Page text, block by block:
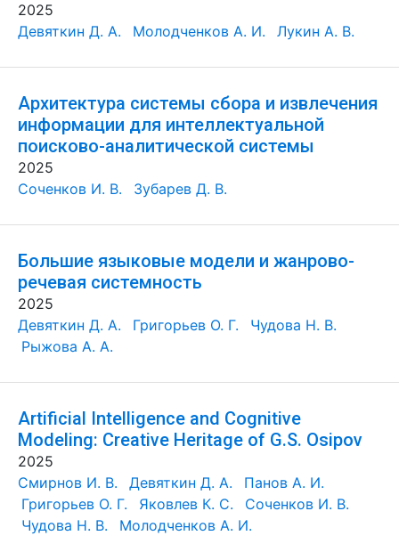
2025
Девяткин Д. А.
Молодченков А. И. Лукин А. В.
Архитектура системы сбора и извлечения
информации для интеллектуальной
поисково-аналитической системы
2025
Соченков И. В.
Зубарев Д. В.
Большие языковые модели и жанрово-
речевая системность
2025
Девяткин Д. А.
Григорьев О. Г.
Чудова Н. В.
Рыжова А. А.
Artificial Intelligence and Cognitive
Modeling: Creative Heritage of G.S. Osipov
2025
Смирнов И. В.
Девяткин Д. А.
Панов А. И.
Григорьев О. Г.
Яковлев К. С.
Соченков И. В.
Чудова Н. В.
Молодченков А. И.